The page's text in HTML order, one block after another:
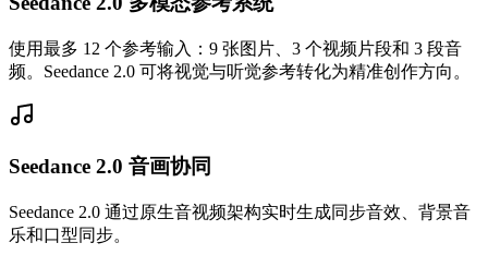
使用最多 12 个参考输入：9 张图片、3 个视频片段和 3 段音
频。Seedance 2.0 可将视觉与听觉参考转化为精准创作方向。
Seedance 2.0 音画协同
Seedance 2.0 通过原生音视频架构实时生成同步音效、背景音
乐和口型同步。